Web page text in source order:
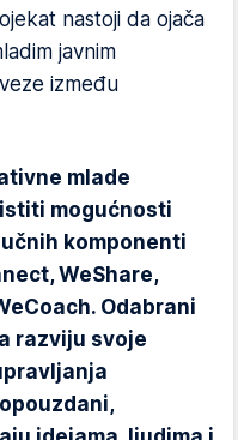
nastoji da ojača
javnim
između
mlade
mogućnosti
komponenti
WeShare,
Odabrani
razviju svoje